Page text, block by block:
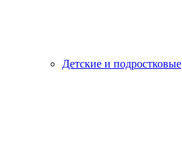
Детские и подростковые